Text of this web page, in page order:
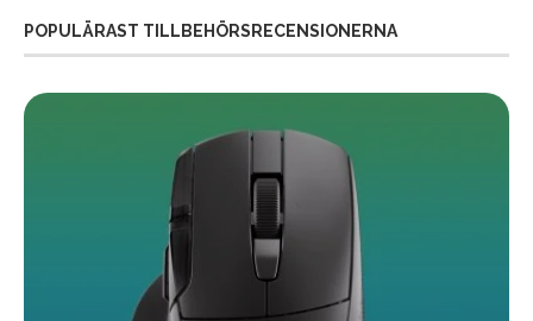
POPULÄRAST TILLBEHÖRSRECENSIONERNA